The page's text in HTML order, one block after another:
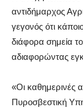
αντιδήμαρχος
γεγονός ότι
διάφορα σημεία
αδιαφορώντας
«Οι καθημερινές
Πυροσβεστική